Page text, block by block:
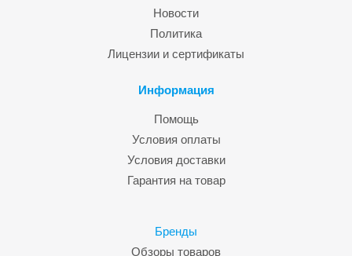
Новости
Политика
Лицензии и сертификаты
Информация
Помощь
Условия оплаты
Условия доставки
Гарантия на товар
Бренды
Обзоры товаров